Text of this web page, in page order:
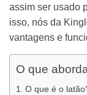
assim ser usado
isso, nós da
vantagens e
O que
O que é o